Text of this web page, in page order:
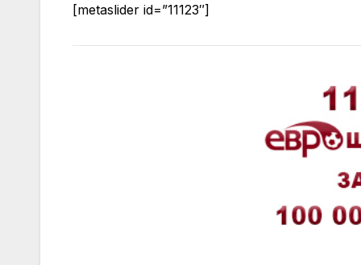
[metaslider id=”11123″]